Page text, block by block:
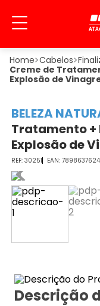
Cabelos
Creme de
Explosão de
BELEZA
Tratamento +
Explosão de
30251
Descrição